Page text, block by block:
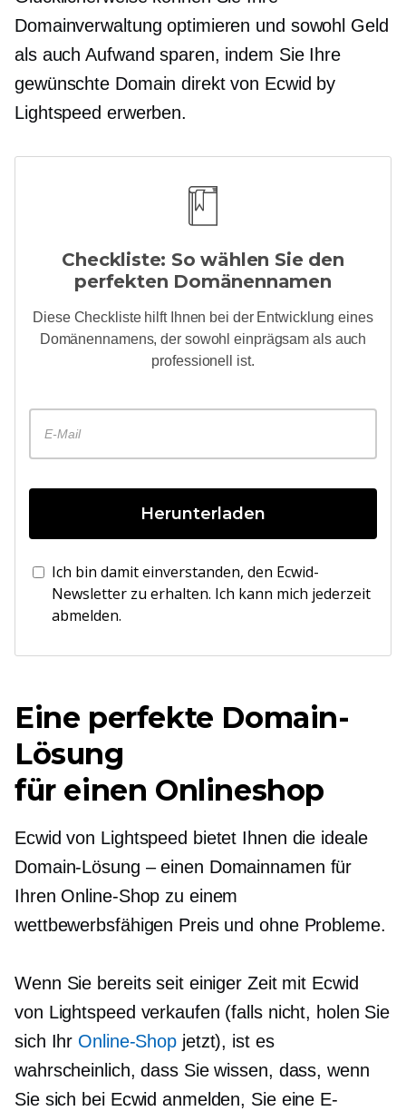
Domainverwaltung optimieren und sowohl Geld
als auch Aufwand sparen, indem Sie Ihre
gewünschte Domain direkt von Ecwid by
Lightspeed erwerben.
Checkliste: So wählen Sie den
perfekten Domänennamen
Diese Checkliste hilft Ihnen bei der Entwicklung eines
Domänennamens, der sowohl einprägsam als auch
professionell ist.
Herunterladen
Ich bin damit einverstanden, den Ecwid-
Newsletter zu erhalten. Ich kann mich jederzeit
abmelden.
Eine perfekte Domain-
Lösung
für einen Onlineshop
Ecwid von Lightspeed bietet Ihnen die ideale
Domain-Lösung – einen Domainnamen für
Ihren Online-Shop zu einem
wettbewerbsfähigen Preis und ohne Probleme.
Wenn Sie bereits seit einiger Zeit mit Ecwid
von Lightspeed verkaufen (falls nicht, holen Sie
sich Ihr Online-Shop jetzt), ist es
wahrscheinlich, dass Sie wissen, dass, wenn
Sie sich bei Ecwid anmelden, Sie eine E-